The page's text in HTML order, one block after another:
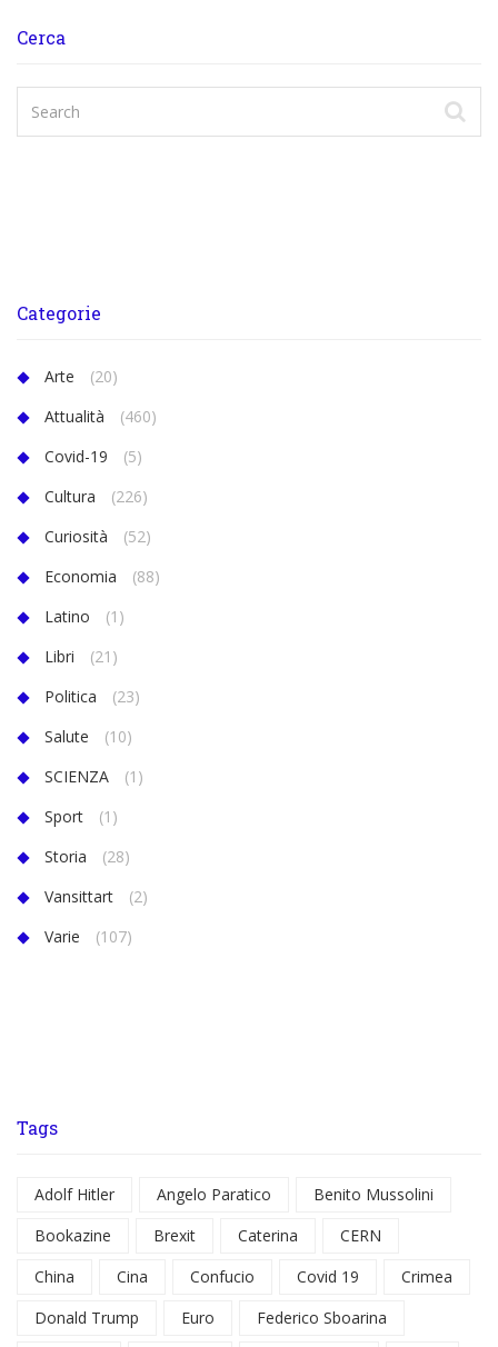
Cerca
Categorie
Arte
(20)
Attualità
(460)
Covid-19
(5)
Cultura
(226)
Curiosità
(52)
Economia
(88)
Latino
(1)
Libri
(21)
Politica
(23)
Salute
(10)
SCIENZA
(1)
Sport
(1)
Storia
(28)
Vansittart
(2)
Varie
(107)
Tags
Adolf Hitler Angelo Paratico
Benito Mussolini
Bookazine
Brexit Caterina
CERN
China
Cina Confucio Covid 19
Crimea
Donald Trump
Euro
Federico Sboarina